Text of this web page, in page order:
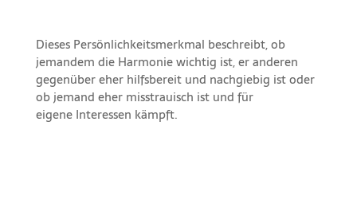
Dieses Persönlichkeitsmerkmal beschreibt, ob
jemandem die Harmonie wichtig ist, er anderen
gegenüber eher hilfsbereit und nachgiebig ist oder
ob jemand eher misstrauisch ist und für
eigene Interessen kämpft.